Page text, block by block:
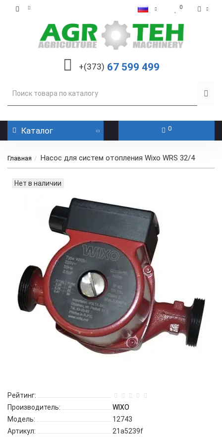
0
+(373) 67 599 499
Каталог 0
Главная Насос для систем отопления Wixo WRS 32/4
Нет в наличии
Рейтинг:
Производитель:
WIXO
Модель:
12743
Артикул:
21a5239f